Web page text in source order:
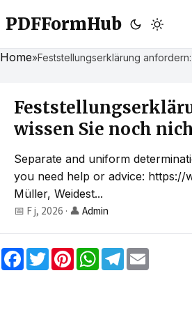
PDFFormHub
Home»Feststellungserklärung
wissen Sie noch
Separate and uniform
you need help or advice: https://
Müller, Weidest...
📅 F j, 2026 · 👤 Admin
F
a
T
w
P
W
h
T
e